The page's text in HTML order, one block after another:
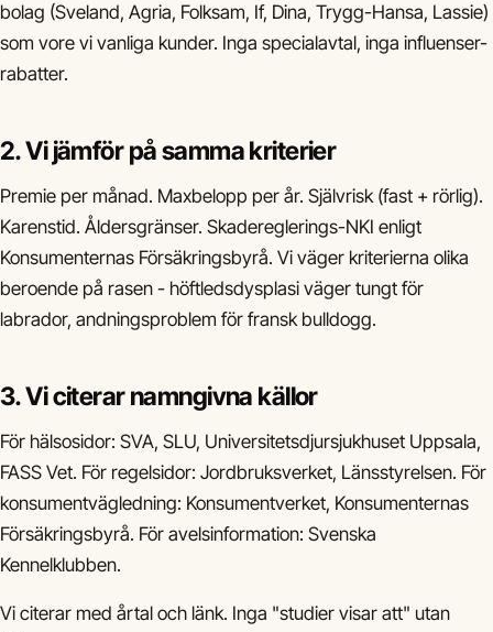
bolag (Sveland, Agria, Folksam, If, Dina, Trygg-Hansa, Lassie)
som vore vi vanliga kunder. Inga specialavtal, inga influenser-
rabatter.
2. Vi jämför på samma kriterier
Premie per månad. Maxbelopp per år. Självrisk (fast + rörlig).
Karenstid. Åldersgränser. Skadereglerings-NKI enligt
Konsumenternas Försäkringsbyrå. Vi väger kriterierna olika
beroende på rasen - höftledsdysplasi väger tungt för
labrador, andningsproblem för fransk bulldogg.
3. Vi citerar namngivna källor
För hälsosidor: SVA, SLU, Universitetsdjursjukhuset Uppsala,
FASS Vet. För regelsidor: Jordbruksverket, Länsstyrelsen. För
konsumentvägledning: Konsumentverket, Konsumenternas
Försäkringsbyrå. För avelsinformation: Svenska
Kennelklubben.
Vi citerar med årtal och länk. Inga "studier visar att" utan